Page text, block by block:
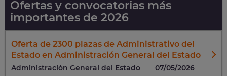
Ofertas y convocatorias más
importantes de 2026
Oferta de 2300 plazas de Administrativo del
Estado en Administración General del Estado
Administración General del Estado 07/05/2026